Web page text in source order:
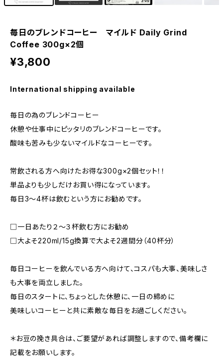
毎日のブレンドコーヒー マイルド Daily Grind
Coffee 300g×2個
¥3,800
International shipping available
毎日の為のブレンドコーヒー
休憩や仕事中にピッタリのブレンドコーヒーです。
酸味も苦みも少ないマイルドなコーヒーです。
常飲される方へ向けたお得な300g×2個セット！！
単品よりも少しだけお買い得になっています。
毎日3～4杯は飲むという方にお勧めです。
□一日あたり２～３杯飲む方にお勧め
□大よそ220ml/15g換算で大よそ2週間分（40杯分）
毎日コーヒーを飲んでいる方へ向けて、コスパも大事、美味しさ
も大事を両立しました。
毎日のスタートに、ちょっとした休憩に、一日の締めに
美味しいコーヒーと共に素敵な毎日をお過ごしください。
＊お豆の挽き具合は、ご要望があれば調整しますので、備考欄に
記載をお願いします。